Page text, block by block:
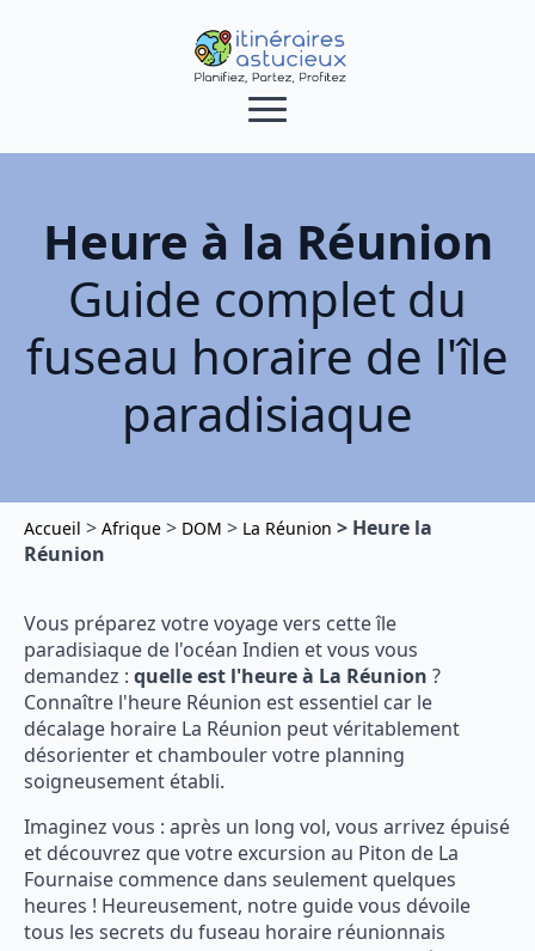
Heure à la Réunion
Guide complet du
fuseau horaire de l'île
paradisiaque
Accueil > Afrique > DOM > La Réunion > Heure la
Réunion
Vous préparez votre voyage vers cette île
paradisiaque de l'océan Indien et vous vous
demandez : quelle est l'heure à La Réunion ?
Connaître l'heure Réunion est essentiel car le
décalage horaire La Réunion peut véritablement
désorienter et chambouler votre planning
soigneusement établi.
Imaginez vous : après un long vol, vous arrivez épuisé
et découvrez que votre excursion au Piton de La
Fournaise commence dans seulement quelques
heures ! Heureusement, notre guide vous dévoile
tous les secrets du fuseau horaire réunionnais